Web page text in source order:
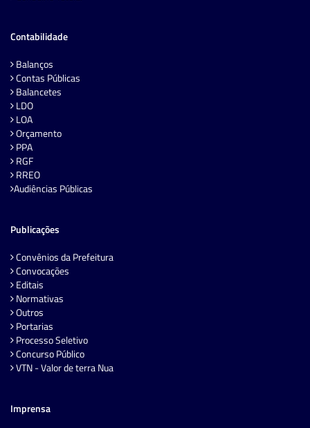
Contabilidade
Balanços
Contas Públicas
Balancetes
LDO
LOA
Orçamento
PPA
RGF
RREO
Audiências Públicas
Publicações
Convênios da Prefeitura
Convocações
Editais
Normativas
Outros
Portarias
Processo Seletivo
Concurso Público
VTN - Valor de terra Nua
Imprensa